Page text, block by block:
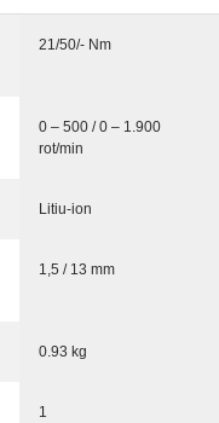
21/50/- Nm
0 – 500 / 0 – 1.900
rot/min
Litiu-ion
1,5 / 13 mm
0.93 kg
1